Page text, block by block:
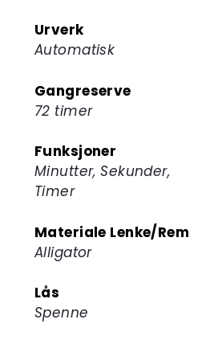
Urverk
Automatisk
Gangreserve
72 timer
Funksjoner
Minutter, Sekunder,
Timer
Materiale Lenke/Rem
Alligator
Lås
Spenne